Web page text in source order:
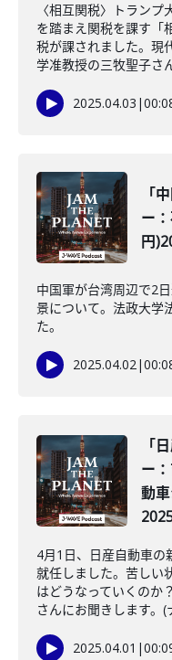
〈相互関税〉トラン
を踏まえ関税を課す「
税が課されました。現
学准教授の三牧聖子さ
2025.04.03 |
「
ー
円
中国軍が台湾周辺で2
景について。法政大学
た。
2025.04.02|
「
ー
動
4月1日、日産自動車
就任しました。苦しい
はどうなっていくのか
さんにお聞きします。
2025.04.01 |